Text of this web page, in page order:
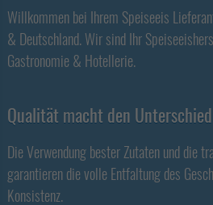
Willkommen bei Ihrem Speiseeis
& Deutschland. Wir sind Ihr
Gastronomie & Hotellerie.
Qualität macht den Unterschied
Die Verwendung bester Zutaten und die
garantieren die volle Entfaltung des
Konsistenz.